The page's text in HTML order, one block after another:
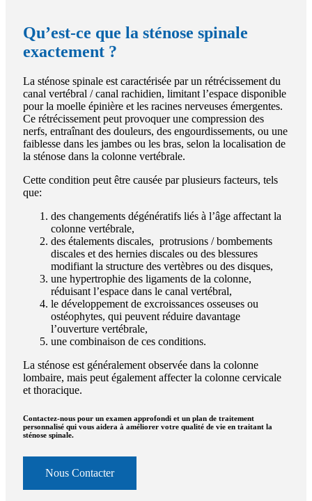
Qu’est-ce que la sténose spinale
exactement ?
La sténose spinale est caractérisée par un rétrécissement du
canal vertébral / canal rachidien, limitant l’espace disponible
pour la moelle épinière et les racines nerveuses émergentes.
Ce rétrécissement peut provoquer une compression des
nerfs, entraînant des douleurs, des engourdissements, ou une
faiblesse dans les jambes ou les bras, selon la localisation de
la sténose dans la colonne vertébrale.
Cette condition peut être causée par plusieurs facteurs, tels
que:
des changements dégénératifs liés à l’âge affectant la
colonne vertébrale,
des étalements discales, protrusions / bombements
discales et des hernies discales ou des blessures
modifiant la structure des vertèbres ou des disques,
une hypertrophie des ligaments de la colonne,
réduisant l’espace dans le canal vertébral,
le développement de excroissances osseuses ou
ostéophytes, qui peuvent réduire davantage
l’ouverture vertébrale,
une combinaison de ces conditions.
La sténose est généralement observée dans la colonne
lombaire, mais peut également affecter la colonne cervicale
et thoracique.
Contactez-nous pour un examen approfondi et un plan de traitement
personnalisé qui vous aidera à améliorer votre qualité de vie en traitant la
sténose spinale.
Nous Contacter